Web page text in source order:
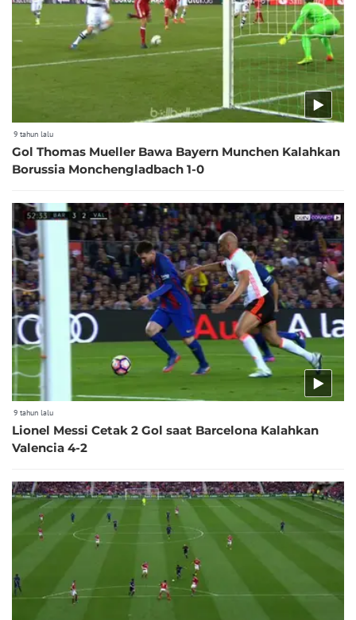
9 tahun lalu
Gol Thomas Mueller Bawa Bayern Munchen Kalahkan
Borussia Monchengladbach 1-0
9 tahun lalu
Lionel Messi Cetak 2 Gol saat Barcelona Kalahkan
Valencia 4-2